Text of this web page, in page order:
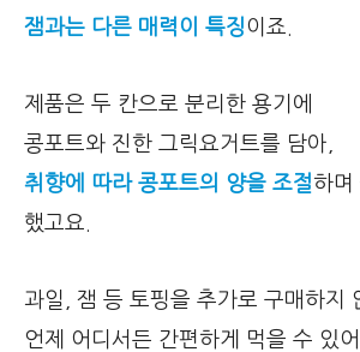
잼과는 다른 매력이 특징이죠.
제품은 두 칸으로 분리한 용기에
콩포트와 진한 그릭요거트를 담아,
취향에 따라 콩포트의 양을 조절하며
했고요.
과일, 잼 등 토핑을 추가로 구매하지
언제 어디서든 간편하게 먹을 수 있